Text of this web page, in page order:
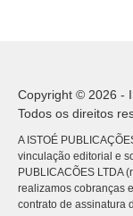
Copyright © 2026 -
Todos os direitos
A ISTOÉ
vinculação editorial e
PUBLICACÕES LTDA
realizamos cobranças
contrato de assinatura